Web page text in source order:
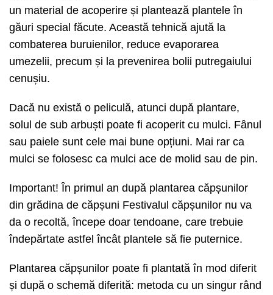
un material de acoperire și plantează plantele în
găuri special făcute. Această tehnică ajută la
combaterea buruienilor, reduce evaporarea
umezelii, precum și la prevenirea bolii putregaiului
cenușiu.
Dacă nu există o peliculă, atunci după plantare,
solul de sub arbuști poate fi acoperit cu mulci. Fânul
sau paiele sunt cele mai bune opțiuni. Mai rar ca
mulci se folosesc ca mulci ace de molid sau de pin.
Important! În primul an după plantarea căpșunilor
din grădina de căpșuni Festivalul căpșunilor nu va
da o recoltă, începe doar tendoane, care trebuie
îndepărtate astfel încât plantele să fie puternice.
Plantarea căpșunilor poate fi plantată în mod diferit
și după o schemă diferită: metoda cu un singur rând